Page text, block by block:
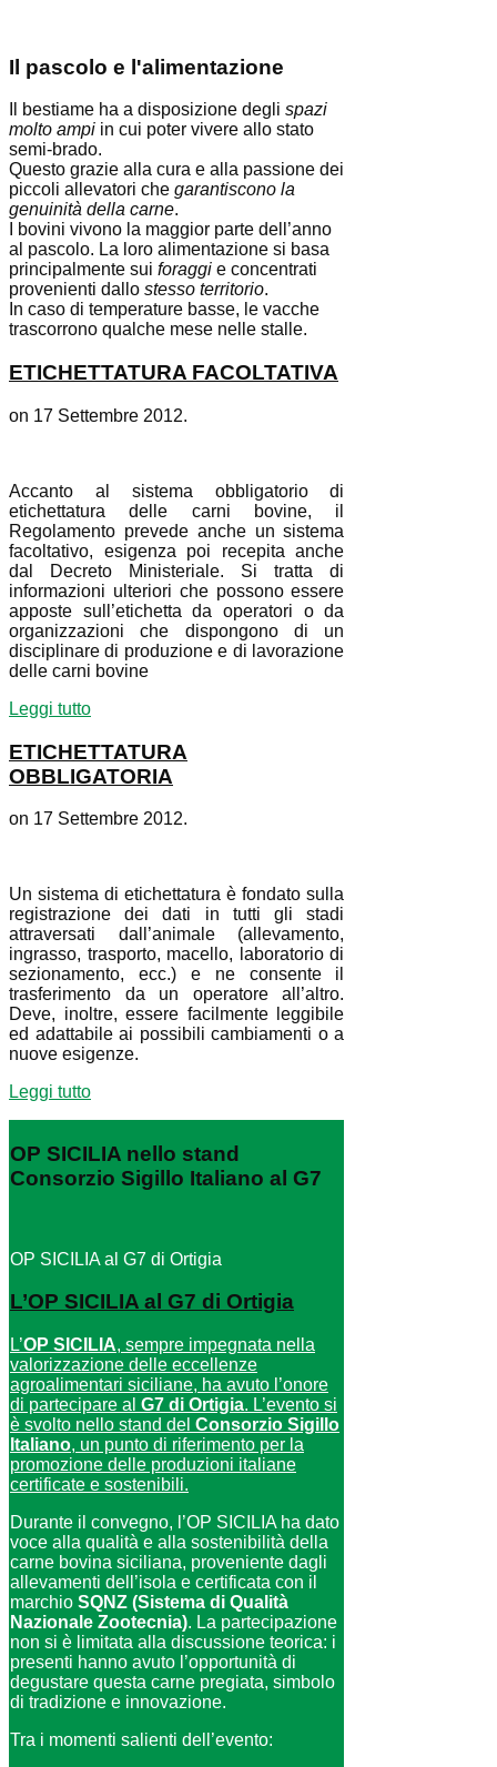
Il pascolo e l'alimentazione
Il bestiame ha a disposizione degli spazi
molto ampi in cui poter vivere allo stato
semi-brado.
Questo grazie alla cura e alla passione dei
piccoli allevatori che garantiscono la
genuinità della carne.
I bovini vivono la maggior parte dell’anno
al pascolo. La loro alimentazione si basa
principalmente sui foraggi e concentrati
provenienti dallo stesso territorio.
In caso di temperature basse, le vacche
trascorrono qualche mese nelle stalle.
ETICHETTATURA FACOLTATIVA
on 17 Settembre 2012.
Accanto al sistema obbligatorio di
etichettatura delle carni bovine, il
Regolamento prevede anche un sistema
facoltativo, esigenza poi recepita anche
dal Decreto Ministeriale. Si tratta di
informazioni ulteriori che possono essere
apposte sull’etichetta da operatori o da
organizzazioni che dispongono di un
disciplinare di produzione e di lavorazione
delle carni bovine
Leggi tutto
ETICHETTATURA
OBBLIGATORIA
on 17 Settembre 2012.
Un sistema di etichettatura è fondato sulla
registrazione dei dati in tutti gli stadi
attraversati dall’animale (allevamento,
ingrasso, trasporto, macello, laboratorio di
sezionamento, ecc.) e ne consente il
trasferimento da un operatore all’altro.
Deve, inoltre, essere facilmente leggibile
ed adattabile ai possibili cambiamenti o a
nuove esigenze.
Leggi tutto
OP SICILIA nello stand
Consorzio Sigillo Italiano al G7
OP SICILIA al G7 di Ortigia
L’OP SICILIA al G7 di Ortigia
L’OP SICILIA, sempre impegnata nella
valorizzazione delle eccellenze
agroalimentari siciliane, ha avuto l’onore
di partecipare al G7 di Ortigia. L’evento si
è svolto nello stand del Consorzio Sigillo
Italiano, un punto di riferimento per la
promozione delle produzioni italiane
certificate e sostenibili.
Durante il convegno, l’OP SICILIA ha dato
voce alla qualità e alla sostenibilità della
carne bovina siciliana, proveniente dagli
allevamenti dell’isola e certificata con il
marchio SQNZ (Sistema di Qualità
Nazionale Zootecnia). La partecipazione
non si è limitata alla discussione teorica: i
presenti hanno avuto l’opportunità di
degustare questa carne pregiata, simbolo
di tradizione e innovazione.
Tra i momenti salienti dell’evento: